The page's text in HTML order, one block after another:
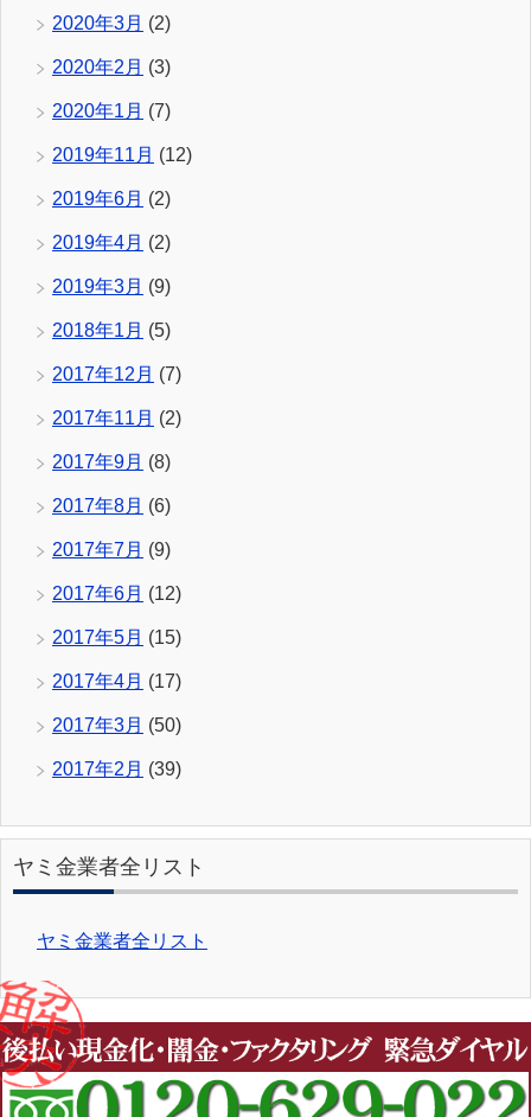
2020年3月 (2)
2020年2月 (3)
2020年1月 (7)
2019年11月 (12)
2019年6月 (2)
2019年4月 (2)
2019年3月 (9)
2018年1月 (5)
2017年12月 (7)
2017年11月 (2)
2017年9月 (8)
2017年8月 (6)
2017年7月 (9)
2017年6月 (12)
2017年5月 (15)
2017年4月 (17)
2017年3月 (50)
2017年2月 (39)
ヤミ金業者全リスト
ヤミ金業者全リスト
Copyright (C) 2026 ヤミ金被害相談窓口All Rights
Reserved.